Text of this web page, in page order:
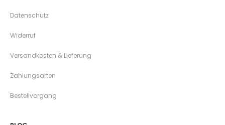
Datenschutz
Widerruf
Versandkosten & Lieferung
Zahlungsarten
Bestellvorgang